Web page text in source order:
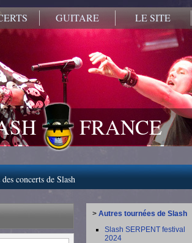
GUITARE LE SITE
FRANCE
concerts de Slash
> Autres tournées de Slash
Slash SERPENT festival
2024